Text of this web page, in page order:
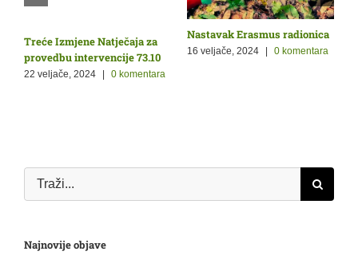
Treće Izmjene Natječaja za
provedbu intervencije 73.10
22 veljače, 2024 0 komentara
Nastavak Erasmus radionica
16 veljače, 2024 | 0 komentara
Traži...
Najnovije objave